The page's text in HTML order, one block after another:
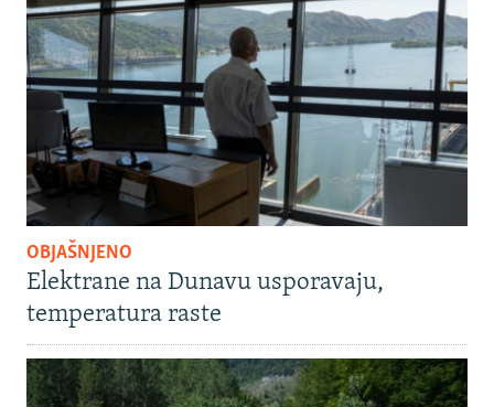
OBJAŠNJENO
Elektrane na Dunavu usporavaju,
temperatura raste